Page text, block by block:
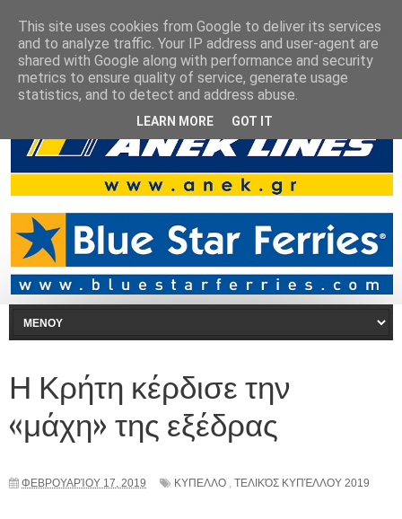
Η Κρήτη κέρδισε την
«μάχη» της εξέδρας
ΦΕΒΡΟΥΑΡΊΟΥ 17, 2019 ΚΥΠΕΛΛΟ , ΤΕΛΙΚΌΣ ΚΥΠΈΛΛΟΥ 2019
This site uses cookies from Google to deliver its services
and to analyze traffic. Your IP address and user-agent are
shared with Google along with performance and security
metrics to ensure quality of service, generate usage
statistics, and to detect and address abuse.
LEARN MORE GOT IT